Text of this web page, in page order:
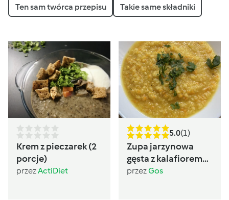
Ten sam twórca przepisu Takie same składniki
Krem z pieczarek (2
porcje)
przezActiDiet
5.0(1)
Zupa jarzynowa
gęsta z kalafiorem
(post Dąbrowskiej)
przezGos